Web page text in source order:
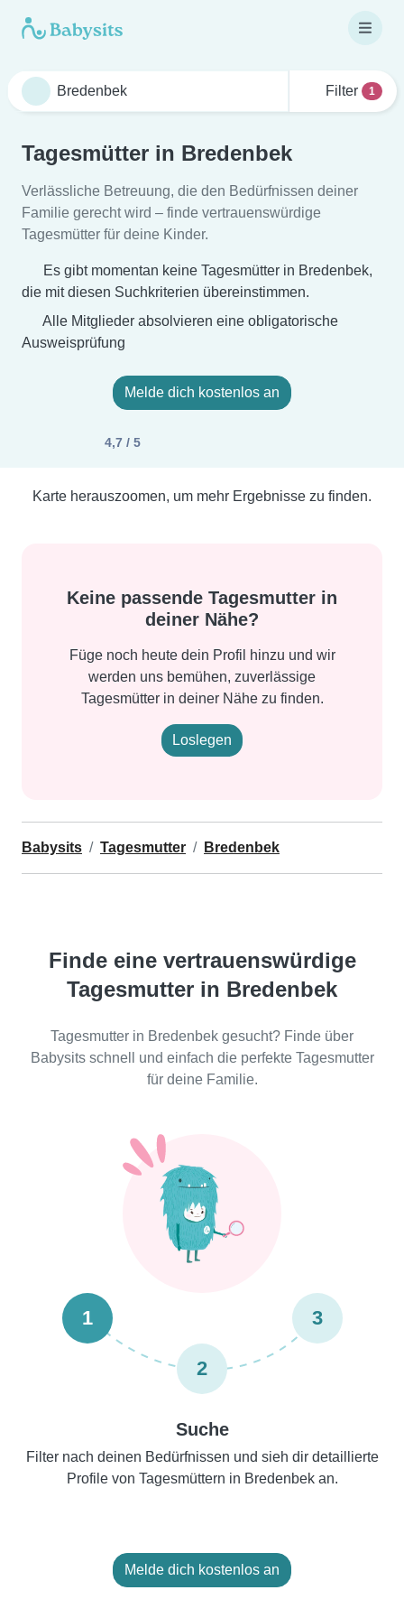
Filter 1
Tagesmütter in Bredenbek
Verlässliche Betreuung, die den Bedürfnissen deiner
Familie gerecht wird – finde vertrauenswürdige
Tagesmütter für deine Kinder.
Es gibt momentan keine Tagesmütter in Bredenbek,
die mit diesen Suchkriterien übereinstimmen.
Alle Mitglieder absolvieren eine obligatorische
Ausweisprüfung
Melde dich kostenlos an
4,7 / 5
Karte herauszoomen, um mehr Ergebnisse zu finden.
Keine passende Tagesmutter in
deiner Nähe?
Füge noch heute dein Profil hinzu und wir
werden uns bemühen, zuverlässige
Tagesmütter in deiner Nähe zu finden.
Loslegen
Babysits Tagesmutter Bredenbek
Finde eine vertrauenswürdige
Tagesmutter in Bredenbek
Tagesmutter in Bredenbek gesucht? Finde über
Babysits schnell und einfach die perfekte Tagesmutter
für deine Familie.
1
2
3
Suche
Filter nach deinen Bedürfnissen und sieh dir detaillierte
Profile von Tagesmüttern in Bredenbek an.
Melde dich kostenlos an